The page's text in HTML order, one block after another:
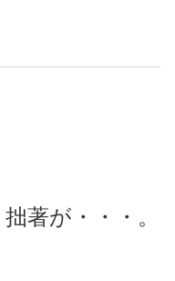
著が・・・。